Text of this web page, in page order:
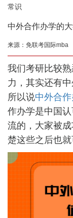
常识
中外合作办学的
来源： 免联考国际mba
我们考研比较
力，其实还有
所以说中外合
作办学是中国
流的，大家被
楚这些之后也就